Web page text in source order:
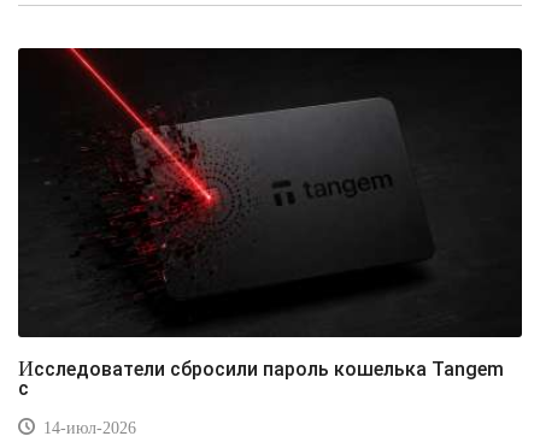
Исследователи сбросили пароль кошелька Tangem
с
14-июл-2026